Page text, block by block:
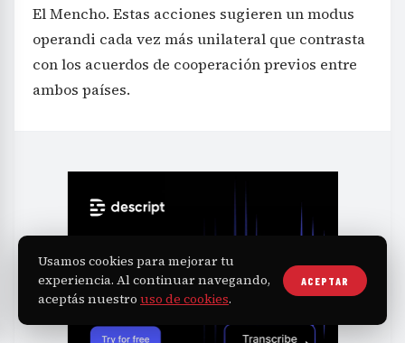
El Mencho. Estas acciones sugieren un modus
operandi cada vez más unilateral que contrasta
con los acuerdos de cooperación previos entre
ambos países.
Usamos cookies para mejorar tu
experiencia. Al continuar navegando,
aceptás nuestro uso de cookies.
ACEPTAR